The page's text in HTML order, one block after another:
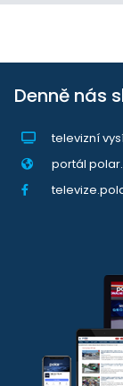
Denně nás
televizní
portál